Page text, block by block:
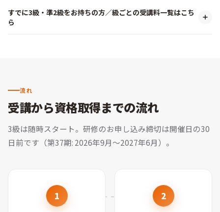
すでに3級・準2級をお持ちの方／級ごとの受講料一覧はこち
ら
流れ
受講から資格取得までの流れ
3級は随時スタート。 研修のお申し込み締切は開催日の30
日前です（第37期: 2026年9月〜2027年6月）。